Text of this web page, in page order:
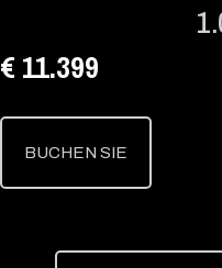
€ 11.399
BUCHEN SIE